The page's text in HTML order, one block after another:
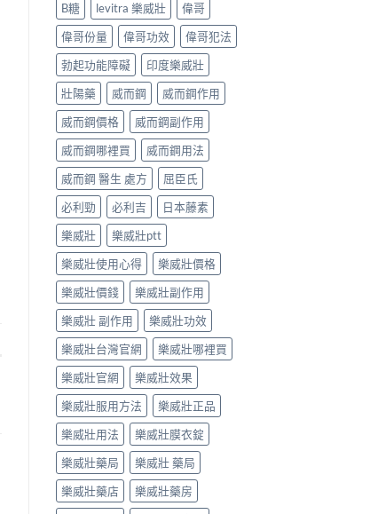
B糖 levitra 樂威壯
偉哥
偉哥份量
偉哥功效
偉哥犯法
勃起功能障礙
印度樂威壯
壯陽藥
威而鋼
威而鋼作用
威而鋼價格
威而鋼副作用
威而鋼哪裡買
威而鋼用法
威而鋼 醫生 處方
屈臣氏
必利勁
必利吉
日本藤素
樂威壯
樂威壯ptt
樂威壯使用心得
樂威壯價格
樂威壯價錢
樂威壯副作用
樂威壯 副作用
樂威壯功效
樂威壯台灣官網
樂威壯哪裡買
樂威壯官網
樂威壯效果
樂威壯服用方法
樂威壯正品
樂威壯用法
樂威壯膜衣錠
樂威壯藥局
樂威壯 藥局
樂威壯藥店
樂威壯藥房